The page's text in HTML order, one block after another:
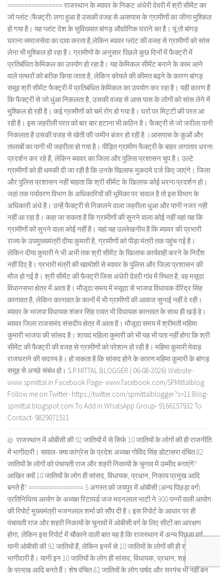
================ राजस्थान के ब्यावर के निकट अंधेरी देवरी में श्री सीमेंट का
जो प्लांट (फैक्ट्री) लगा हुआ है उसकी वजह से आसपास के ग्रामीणों का जीना मुश्किल
हो गया है। यह प्लांट देश के सुविख्यात बांगड़ औद्योगिक घराने का है। यूं तो बांगड़
घराना समाजसेवा का दावा करता है,लेकिन ब्यावर प्लांट की वजह से ग्रामीणों को सांस
लेना भी मुश्किल हो रहा है। ग्रामीणों के अनुसार पिछले कुछ दिनों में फैक्ट्री में
प्रतिबंधित केमिकल का उपयोग हो रहा है। यह केमिकल सीमेंट बनाने के काम आने
वाले पत्थरों को बरीक किया जाता है, लेकिन कोयले की कीमत बढ़ने के कारण बांगड़
समूह श्री सीमेंट फैक्ट्री में प्रतिबंधित केमिकल का उपयोग कर रहा है। यही कारण है
कि फैक्ट्री से जो धुंआ निकलता है, उसकी वजह से आस पास के लोगों को सांस लेने में
मुश्किल हो रही है। कई ग्रामीणों को चर्म रोग हो गया है। घरों पर मिट्टी की परत आ
रही है। इस जहरीली परत को बार बार हटाना भी कठिन है। फैक्ट्री से जो जरीला पानी
निकलता है उसकी वजह से खेती की जमीन बंजर हो रही है ।आसपास के कुओं और
तालाबों का पानी भी जहरीला हो गया है। पीड़ित ग्रामीण फैक्ट्री के बाहर लगातार धरना
प्रदर्शन कर रहे हैं, लेकिन ब्यावर का जिला और पुलिस प्रशासन चुप है। उल्टे
ग्रामीणों को ही धमकी दी जा रही है कि उनके खिलाफ मुकदमे दर्ज किए जाएंगे। जिला
और पुलिस प्रशासन नहीं चाहता कि श्री सीमेंट के खिलाफ कोई धरना प्रदर्शन हो।
जहां तक पर्यावरण विभाग के अधिकारियों की भूमिका पर सवाल है तो इस विभाग के
अधिकारी अंधे है। उन्हें फैक्ट्री से निकलने वाला जहरीला धुआ और पानी नजर नही
नहीं आ रहा है। कहा जा सकता है कि ग्रामीणों की सुनने वाला कोई नहीं यहां यह कि
ग्रामीणों को सुनने वाला कोई नहीं है। यहां यह उल्लेखनीय है कि ब्यावर की प्रभारी
राज्य के उपमुख्यमंत्री दीया कुमारी है, ग्रामीणों को पीड़ा मंत्री तक पहुंच गई है।
लेकिन दीया कुमारी ने भी अभी तक श्री सीमेंट के खिलाफ कार्यवाही करने के निर्देश
नहीं दिए है। प्रभारी मंत्री की खामोशी से ब्यावर के पुलिस और जिला प्रशासन की
मौज हो गई है। श्री सीमेंट की फैक्ट्री जिस अंधेरी देवरी गांव में स्थित है, वह मसूदा
विधानसभा क्षेत्र में आता है। मौजूदा समय में मसूदा से भाजपा विधायक वीरेंद्र सिंह
कानावत है, लेकिन कानावत के कानों में भी ग्रामीणों की आवाज सुनाई नहीं दे रही।
ब्यावर के भाजपा विधायक शंकर सिंह रावत भी विधायक कानावत के साथ ही खड़े हे।
ब्यावर जिला राजसमंद संसदीय क्षेत्र में आता है। मौजूदा समय में श्रीमती महिमा
कुमारी भाजपा की सांसद है। शायद महिला कुमारी को भी यह भी पता नहीं होगा कि श्री
सीमेंट की फैक्ट्री की वजह से ग्रामीणों को परेशान हो रही है। महिमा कुमारी मेवाड़
राजघराने की सदस्य हे। हो सकता है कि सांसद होने के कारण महिमा कुमारी के बांगड़
समूह से अच्छे संबंध हो। S.P.MITTAL BLOGGER ( 06-08-2026) Website-
www.spmittal.in Facebook Page- www.facebook.com/SPMittalblog
Follow me on Twitter- https://twitter.com/spmittalblogger?s=11 Blog-
spmittal.blogspot.com To Add in WhatsApp Group- 9166157932 To
Contact- 9829071511
राजस्थान में ओबीसी की 92 जातियों में से सिर्फ 10 जातियों के लोगों की ही राजनीति
में भागीदारी। सवाल- क्या कांग्रेस के प्रदेश अध्यक्ष गोविंद सिंह डोटासरा वंचित 82
जातियों के लोगों को पंचायती राज और शहरी निकायों के चुनाव में उम्मीद बनाएंगे?
आखिर क्यों 10 जातियों के लोग ही सांसद, विधायक, प्रधान, निकाय प्रमुख आदि
बनते हैं? ================ 5 अगस्त को जयपुर में ओबीसी (अन्य पिछड़ा वर्ग)
प्रतिनिधित्व आयोग के अध्यक्ष रिटायर्ड जज मदनलाल भाटी ने 900 पन्नों वाली आयोग
की रिपोर्ट मुख्यमंत्री भजनलाल शर्मा को सौंप दी है। इस रिपोर्ट के आधार पर ही
पंचायती राज और शहरी निकायों के चुनावों में ओबीसी वर्ग के लिए सीटों का आरक्षण
होगा, लेकिन इस रिपोर्ट में चौकाने वाली बात यह है कि राजस्थान में अन्य पिछड़ा वर्ग
यानी ओबीसी की 92 जातियों हैं, लेकिन इनमें से 10 जातियों के लोगों की ही राजनीति में
भागीदारी है। यानी इन 10 जातियों के लोग ही सांसद, विधायक, प्रधान, शहरी निकायों
के प्रमुख आदि बनते हैं। शेष वंचित 82 जातियों के लोग पार्षद और सरपंच भी नहीं बन